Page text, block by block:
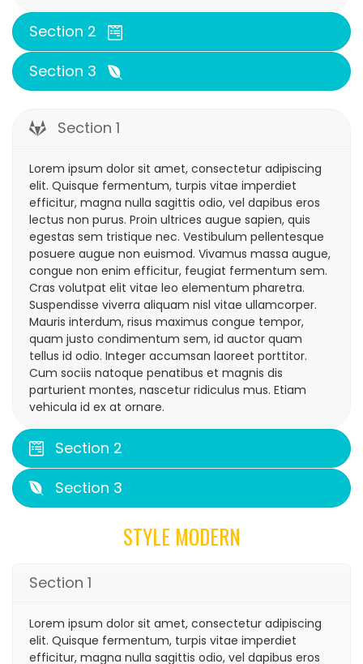
Section 2
Section 3
Section 1
Lorem ipsum dolor sit amet, consectetur adipiscing
elit. Quisque fermentum, turpis vitae imperdiet
efficitur, magna nulla sagittis odio, vel dapibus eros
lectus non purus. Proin ultrices augue sapien, quis
egestas sem tristique nec. Vestibulum pellentesque
posuere augue non euismod. Vivamus massa augue,
congue non enim efficitur, feugiat fermentum sem.
Cras volutpat elit vitae leo elementum pharetra.
Suspendisse viverra aliquam nisl vitae ullamcorper.
Mauris interdum, risus maximus congue tempor,
quam justo condimentum sem, id auctor quam
tellus id odio. Integer accumsan laoreet porttitor.
Cum sociis natoque penatibus et magnis dis
parturient montes, nascetur ridiculus mus. Etiam
vehicula id ex at ornare.
Section 2
Section 3
STYLE MODERN
Section 1
Lorem ipsum dolor sit amet, consectetur adipiscing
elit. Quisque fermentum, turpis vitae imperdiet
efficitur, magna nulla sagittis odio, vel dapibus eros